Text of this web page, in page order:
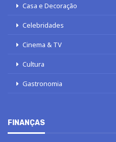
Casa e Decoração
Celebridades
Cinema & TV
Cultura
Gastronomia
FINANÇAS